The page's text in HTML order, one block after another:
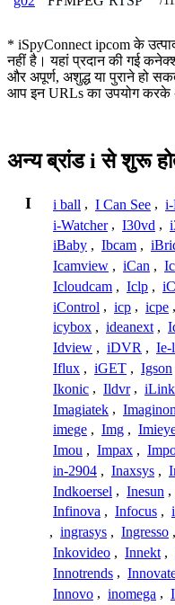
* iSpyConnect ipcom के
नहीं है। यहां प्रदान की गई
और अपूर्ण, अशुद्ध या पुराने हो
आप इन URLs का उपयोग करके
अन्य ब्रांड i से शुरू
I i ball , I Can See ,
i-Watcher , I30vd ,
iBaby , Ibcam ,
Icamview , iCan ,
Icloudcam , Iclp ,
iControl , icp , icpe ,
icybox , ideanext ,
Idview , iDVR , Ie-
Iflux , iGET , Igson
Ikonic , Ildvr , iLink
Imagiatek , Imaginon
imege , Img ,
Imou , Impax ,
in-2904 , Inaxsys ,
Indkoersel , Inesun ,
Infinova , Infocus ,
, ingrasys , Ingresso ,
Inkovideo , Innekt ,
Innotrends ,
Innovo , inomega ,